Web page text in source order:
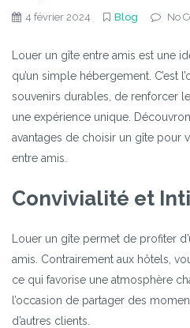
4 février 2024 Blog No
Louer un gîte entre amis est une
qu’un simple hébergement. C’est
souvenirs durables, de renforcer
une expérience unique.
avantages de choisir un gîte pour
entre amis.
Convivialité et
Louer un gîte permet de profiter
amis. Contrairement aux hôtels,
ce qui favorise une atmosphère
l’occasion de partager des
d’autres clients.